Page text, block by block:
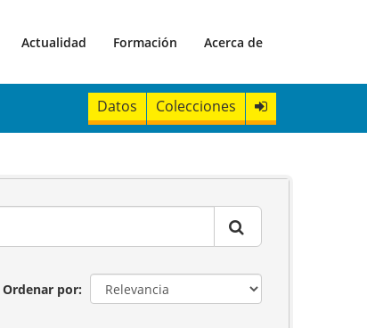
Actualidad Formación Acerca de
Datos Colecciones
Ordenar por